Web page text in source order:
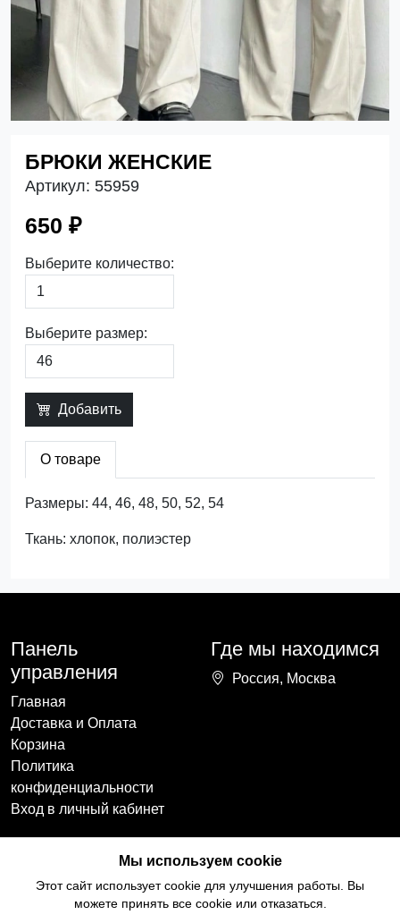
БРЮКИ ЖЕНСКИЕ
Артикул: 55959
650 ₽
Выберите количество:
Выберите размер:
Добавить
О товаре
Размеры: 44, 46, 48, 50, 52, 54
Ткань: хлопок, полиэстер
Панель
управления
Главная
Доставка и Оплата
Корзина
Политика
конфиденциальности
Вход в личный кабинет
Где мы находимся
Россия, Москва
ccozy@yandex.ru
сетях
Мы используем cookie
Этот сайт использует cookie для улучшения работы. Вы
можете принять все cookie или отказаться.